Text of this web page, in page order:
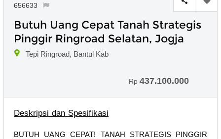
656633
Butuh Uang Cepat Tanah Strategis
Pinggir Ringroad Selatan, Jogja
Tepi Ringroad, Bantul Kab
Rp 437.100.000
Deskripsi dan Spesifikasi
BUTUH UANG CEPAT! TANAH STRATEGIS PINGGIR